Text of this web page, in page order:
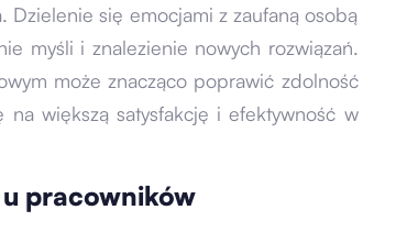
się emocjami z zaufaną osobą
myśli i znalezienie nowych rozwiązań.
może znacząco poprawić zdolność
większą satysfakcję i efektywność w
pracowników